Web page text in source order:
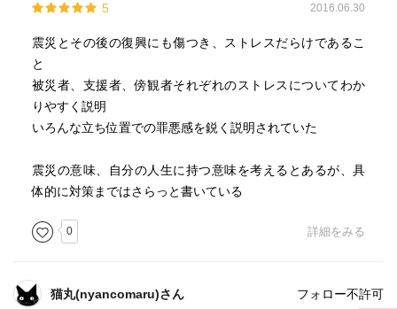
5 2016.06.30
震災とその後の復興にも傷つき、ストレスだらけであるこ
と
被災者、支援者、傍観者それぞれのストレスについてわか
りやすく説明
いろんな立ち位置での罪悪感を鋭く説明されていた
震災の意味、自分の人生に持つ意味を考えるとあるが、具
体的に対策まではさらっと書いている
0 詳細をみる
猫丸(nyancomaru)さん フォロー不許可